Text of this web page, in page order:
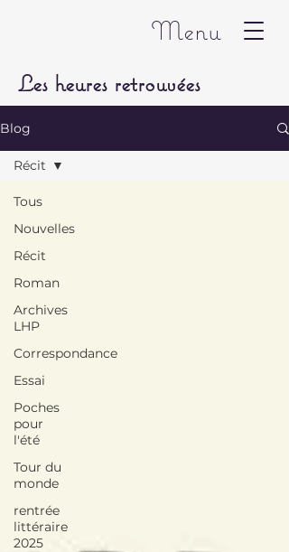
Menu
Les heures retrouvées
Blog
Tous
Nouvelles
Récit
Roman
Archives
LHP
Correspondance
Essai
Poches
pour
l'été
Tour du
monde
rentrée
littéraire
2025
Récit